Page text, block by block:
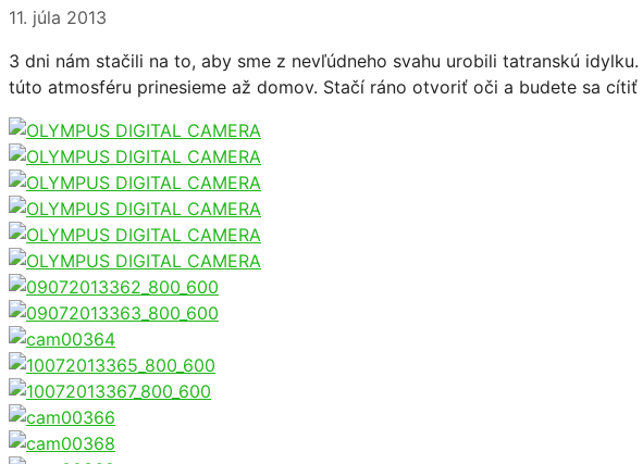
11. júla 2013
3 dni nám stačili na to, aby sme z nevľúdneho svahu urobili tatranskú
túto atmosféru prinesieme až domov. Stačí ráno otvoriť oči a budete sa